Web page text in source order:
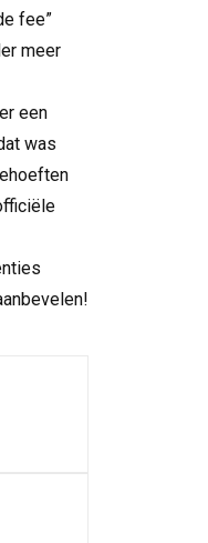
fee”
meer
een
was